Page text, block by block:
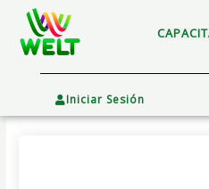
contenido
Iniciar Sesión